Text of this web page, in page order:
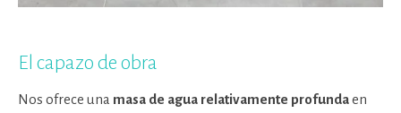
El capazo de obra
Nos ofrece una masa de agua relativamente profundaen